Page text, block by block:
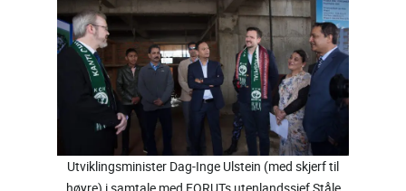
Utviklingsminister Dag-Inge Ulstein (med skjerf til